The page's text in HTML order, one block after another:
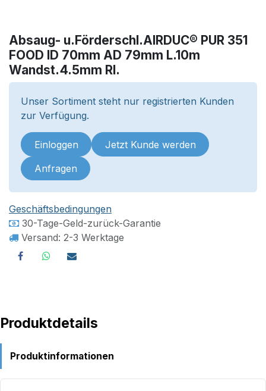
Absaug- u.Förderschl.AIRDUC® PUR 351
FOOD ID 70mm AD 79mm L.10m
Wandst.4.5mm Rl.
Unser Sortiment steht nur registrierten Kunden
zur Verfügung.
Einloggen Jetzt Kunde werden
Anfragen
Geschäftsbedingungen
30-Tage-Geld-zurück-Garantie
Versand: 2-3 Werktage
Produktdetails
Produktinformationen